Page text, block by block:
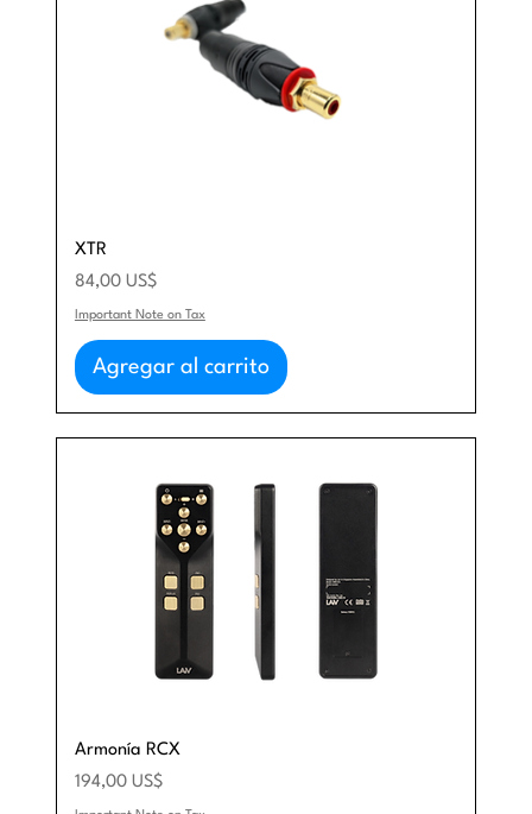
XTR
Precio
84,00 US$
Important Note on Tax
Agregar al carrito
Armonía RCX
Precio
194,00 US$